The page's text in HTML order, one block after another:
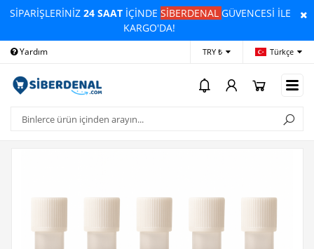
SİPARİŞLERİNİZ24 SAAT İÇİNDESİBERDENALGÜVENCESİ İLE
KARGO'DA!
Yardım Ödeme Bildirimi
TRY ₺ Türkçe